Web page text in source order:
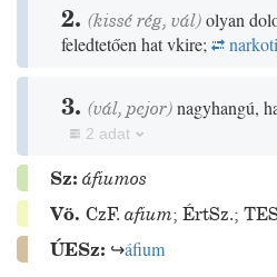
2. (kissérég, vál)olyan
feledtetően hat vkire;
3. (vál, pejor)nagyhangú,
2 adat
Sz: áfiumos
Vö. CzF. afium; ÉrtSz.;
ÚESz: ↪áfium